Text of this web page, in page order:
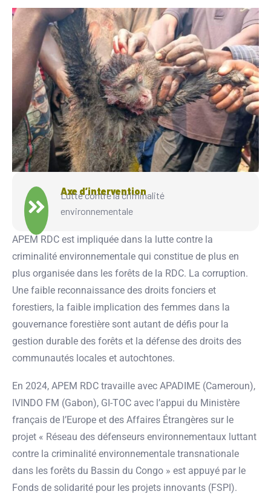
Axe d’intervention
Lutte contre la criminalité
environnementale
APEM RDC est impliquée dans la lutte contre la
criminalité environnementale qui constitue de plus en
plus organisée dans les forêts de la RDC. La corruption.
Une faible reconnaissance des droits fonciers et
forestiers, la faible implication des femmes dans la
gouvernance forestière sont autant de défis pour la
gestion durable des forêts et la défense des droits des
communautés locales et autochtones.
En 2024, APEM RDC travaille avec APADIME (Cameroun),
IVINDO FM (Gabon), GI-TOC avec l’appui du Ministère
français de l’Europe et des Affaires Étrangères sur le
projet « Réseau des défenseurs environnementaux luttant
contre la criminalité environnementale transnationale
dans les forêts du Bassin du Congo » est appuyé par le
Fonds de solidarité pour les projets innovants (FSPI).